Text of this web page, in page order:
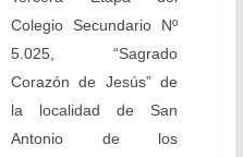
Colegio Secundario Nº
5.025, “Sagrado
Corazón de Jesús” de
la localidad de San
Antonio de los